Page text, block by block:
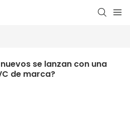
se lanzan con una
de marca?